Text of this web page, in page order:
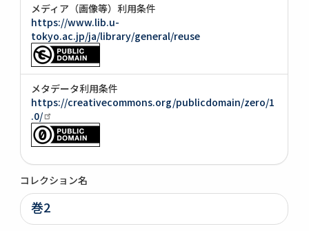
メディア（画像等）利用条件
https://www.lib.u-
tokyo.ac.jp/ja/library/general/reuse
メタデータ利用条件
https://creativecommons.org/publicdomain/zero/1
.0/
コレクション名
巻2